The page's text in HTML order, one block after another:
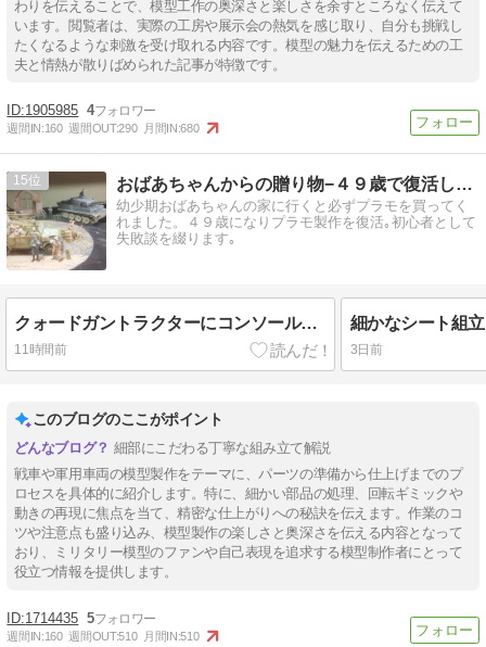
わりを伝えることで、模型工作の奥深さと楽しさを余すところなく伝えて
います。閲覧者は、実際の工房や展示会の熱気を感じ取り、自分も挑戦し
たくなるような刺激を受け取れる内容です。模型の魅力を伝えるための工
夫と情熱が散りばめられた記事が特徴です。
1905985 4
週間IN:160 週間OUT:290 月間IN:680
15 おばあちゃんからの贈り物−４９歳で復活したプラモ魂
幼少期おばあちゃんの家に行くと必ずプラモを買ってく
れました。４９歳になりプラモ製作を復活｡初心者として
失敗談を綴ります｡
クォードガントラクターにコンソールとライトを取り付ける！
11時間前 3日前
このブログのここがポイント
細部にこだわる丁寧な組み立て解説
戦車や軍用車両の模型製作をテーマに、パーツの準備から仕上げまでのプ
ロセスを具体的に紹介します。特に、細かい部品の処理、回転ギミックや
動きの再現に焦点を当て、精密な仕上がりへの秘訣を伝えます。作業のコ
ツや注意点も盛り込み、模型製作の楽しさと奥深さを伝える内容となって
おり、ミリタリー模型のファンや自己表現を追求する模型制作者にとって
役立つ情報を提供します。
1714435 5
週間IN:160 週間OUT:510 月間IN:510